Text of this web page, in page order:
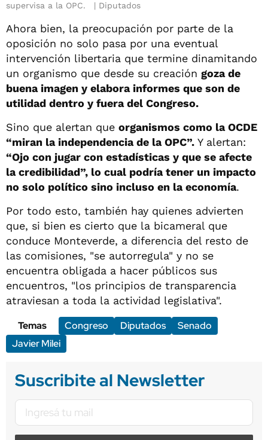
supervisa a la OPC.
Diputados
Ahora bien, la preocupación por parte de la
oposición no solo pasa por una eventual
intervención libertaria que termine dinamitando
un organismo que desde su creación goza de
buena imagen y elabora informes que son de
utilidad dentro y fuera del Congreso.
Sino que alertan que organismos como la OCDE
“miran la independencia de la OPC”. Y alertan:
“Ojo con jugar con estadísticas y que se afecte
la credibilidad”, lo cual podría tener un impacto
no solo político sino incluso en la economía.
Por todo esto, también hay quienes advierten
que, si bien es cierto que la bicameral que
conduce Monteverde, a diferencia del resto de
las comisiones, "se autorregula" y no se
encuentra obligada a hacer públicos sus
encuentros, "los principios de transparencia
atraviesan a toda la actividad legislativa".
Temas
Congreso Diputados
Senado
Javier Milei
Suscribite al Newsletter